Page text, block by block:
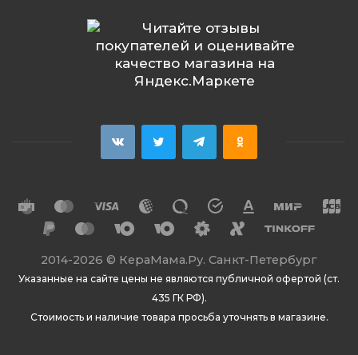
2014-2026 © КераМама.Ру. Санкт-Петербург
Указанные на сайте цены не являются публичной офертой (ст.
435 ГК РФ).
Стоимость и наличие товара просьба уточнять в магазине.